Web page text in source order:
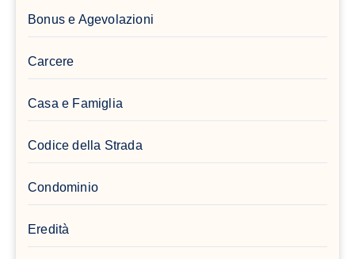
Bonus e Agevolazioni
Carcere
Casa e Famiglia
Codice della Strada
Condominio
Eredità